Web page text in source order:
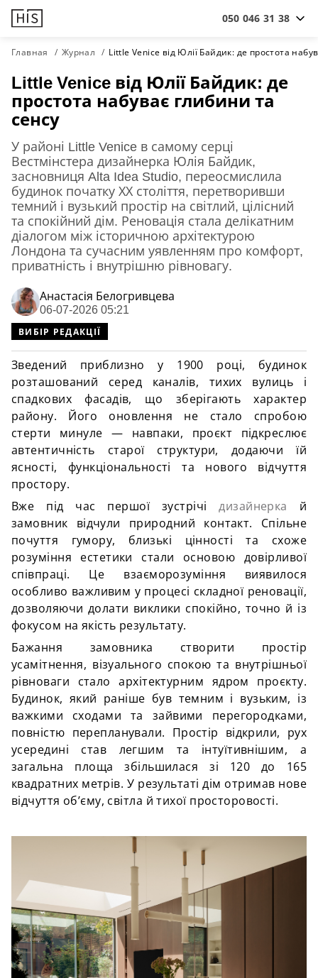
050 046 31 38
Главная Журнал Little Venice від Юлії Байдик: де простота
Little Venice від Юлії Байдик: де
простота набуває глибини та
сенсу
У районі Little Venice в самому серці
Вестмінстера дизайнерка Юлія Байдик,
засновниця Alta Idea Studio, переосмислила
будинок початку ХХ століття, перетворивши
темний і вузький простір на світлий, цілісний
та спокійний дім. Реновація стала делікатним
діалогом між історичною архітектурою
Лондона та сучасним уявленням про комфорт,
приватність і внутрішню рівновагу.
Анастасiя Белогривцева
06-07-2026 05:21
ВИБІР РЕДАКЦІЇ
Зведений приблизно у 1900 році, будинок
розташований серед каналів, тихих вулиць і
спадкових фасадів, що зберігають характер
району. Його оновлення не стало спробою
стерти минуле — навпаки, проєкт підкреслює
автентичність старої структури, додаючи їй
ясності, функціональності та нового відчуття
простору.
Вже під час першої зустрічідизайнерка й
замовник відчули природний контакт. Спільне
почуття гумору, близькі цінності та схоже
розуміння естетики стали основою довірливої
співпраці. Це взаєморозуміння виявилося
особливо важливим у процесі складної реновації,
дозволяючи долати виклики спокійно, точно й із
фокусом на якість результату.
Бажання замовника створити простір
усамітнення, візуального спокою та внутрішньої
рівноваги стало архітектурним ядром проєкту.
Будинок, який раніше був темним і вузьким, із
важкими сходами та зайвими перегородками,
повністю перепланували. Простір відкрили, рух
усередині став легшим та інтуїтивнішим, а
загальна площа збільшилася зі 120 до 165
квадратних метрів. У результаті дім отримав нове
відчуття об’єму, світла й тихої просторовості.